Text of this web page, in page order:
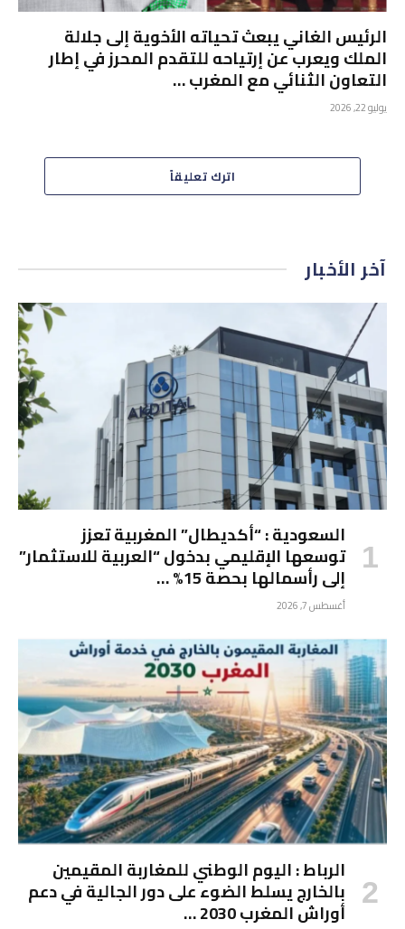
الرئيس الغاني يبعث تحياته الأخوية إلى جلالة
الملك ويعرب عن إرتياحه للتقدم المحرز في إطار
التعاون الثنائي مع المغرب …
يوليو 22, 2026
اترك تعليقاً
آخر الأخبار
السعودية : “أكديطال” المغربية تعزز
توسعها الإقليمي بدخول “العربية للاستثمار”
إلى رأسمالها بحصة 15% …
أغسطس 7, 2026
الرباط : اليوم الوطني للمغاربة المقيمين
بالخارج يسلط الضوء على دور الجالية في دعم
أوراش المغرب 2030 …